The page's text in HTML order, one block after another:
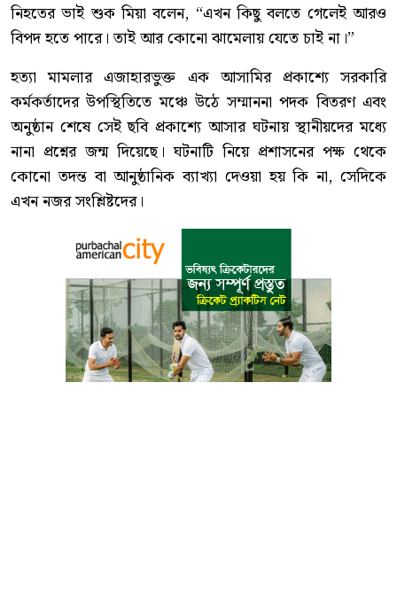
নিহতের ভাই শুক মিয়া বলেন, “এখন কিছু বলতে গেলেই আরও
বিপদ হতে পারে। তাই আর কোনো ঝামেলায় যেতে চাই না।”
হত্যা মামলার এজাহারভুক্ত এক আসামির প্রকাশ্যে সরকারি
কর্মকর্তাদের উপস্থিতিতে মঞ্চে উঠে সম্মাননা পদক বিতরণ এবং
অনুষ্ঠান শেষে সেই ছবি প্রকাশ্যে আসার ঘটনায় স্থানীয়দের মধ্যে
নানা প্রশ্নের জন্ম দিয়েছে। ঘটনাটি নিয়ে প্রশাসনের পক্ষ থেকে
কোনো তদন্ত বা আনুষ্ঠানিক ব্যাখ্যা দেওয়া হয় কি না, সেদিকে
এখন নজর সংশ্লিষ্টদের।